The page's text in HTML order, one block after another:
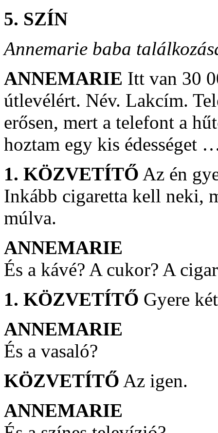
5. SZÍN
Annemarie baba
ANNEMARIE Itt van 30
útlevélért. Név. Lakcím.
erősen, mert a telefont a
hoztam egy kis édességet
1. KÖZVETÍTŐ Az én
Inkább cigaretta kell neki,
múlva.
ANNEMARIE
És a kávé? A cukor? A
1. KÖZVETÍTŐ Gyere
ANNEMARIE
És a vasaló?
KÖZVETÍTŐ Az igen.
ANNEMARIE